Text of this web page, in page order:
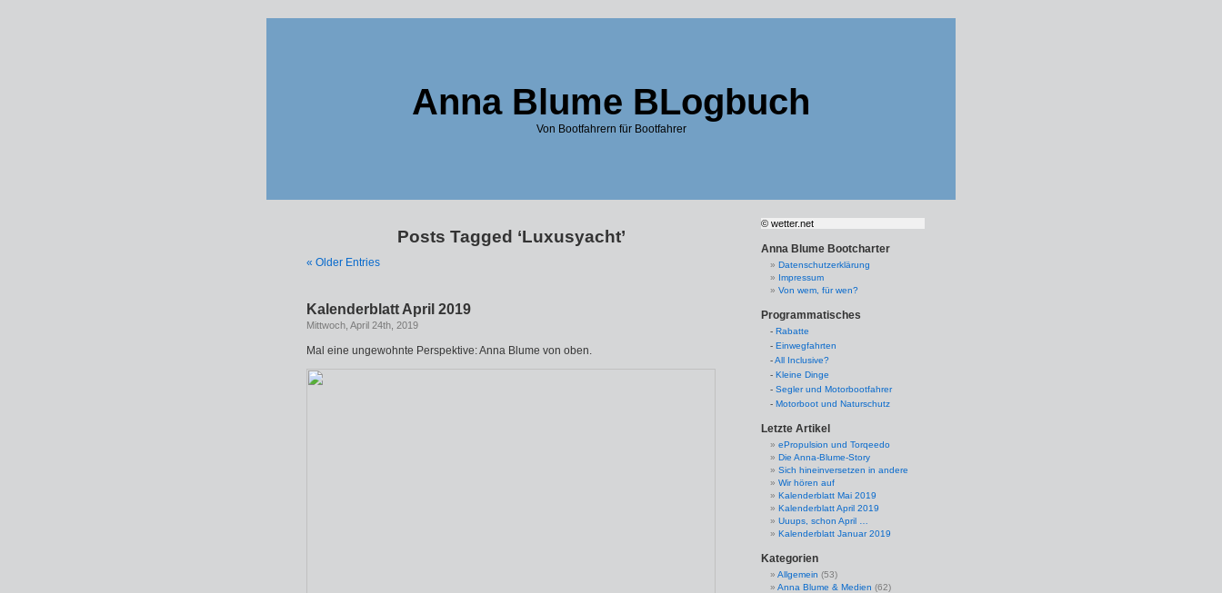
Anna Blume BLogbuch
Von Bootfahrern für Bootfahrer
Posts Tagged ‘Luxusyacht’
« Older Entries
Kalenderblatt April 2019
Mittwoch, April 24th, 2019
Mal eine ungewohnte Perspektive: Anna Blume von oben.
© wetter.net
Anna Blume Bootcharter
Datenschutzerklärung
Impressum
Von wem, für wen?
Programmatisches
- Rabatte
- Einwegfahrten
-All Inclusive?
- Kleine Dinge
- Segler und Motorbootfahrer
- Motorboot und Naturschutz
Letzte Artikel
ePropulsion und Torqeedo
Die Anna-Blume-Story
Sich hineinversetzen in andere
Wir hören auf
Kalenderblatt Mai 2019
Kalenderblatt April 2019
Uuups, schon April …
Kalenderblatt Januar 2019
Kategorien
Allgemein (53)
Anna Blume & Medien (62)